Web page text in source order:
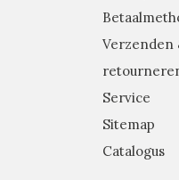
Verzenden
Service
Sitemap
Catalogus